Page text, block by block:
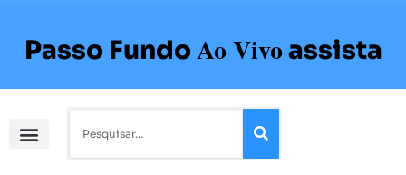
Passo FundoAo Vivoassista